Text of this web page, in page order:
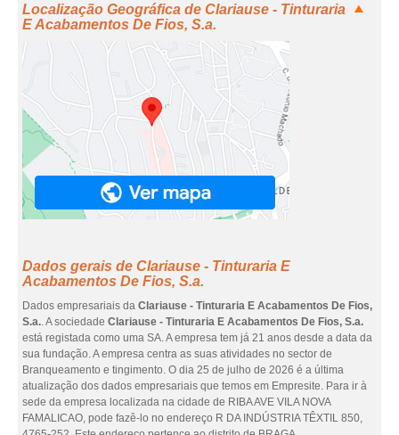
Localização Geográfica de Clariause - Tinturaria
E Acabamentos De Fios, S.a.
Dados gerais de Clariause - Tinturaria E
Acabamentos De Fios, S.a.
Dados empresariais da Clariause - Tinturaria E Acabamentos De Fios,
S.a.. A sociedade Clariause - Tinturaria E Acabamentos De Fios, S.a.
está registada como uma SA. A empresa tem já 21 anos desde a data da
sua fundação. A empresa centra as suas atividades no sector de
Branqueamento e tingimento. O dia 25 de julho de 2026 é a última
atualização dos dados empresariais que temos em Empresite. Para ir à
sede da empresa localizada na cidade de RIBA AVE VILA NOVA
FAMALICAO, pode fazê-lo no endereço R DA INDÚSTRIA TÊXTIL 850,